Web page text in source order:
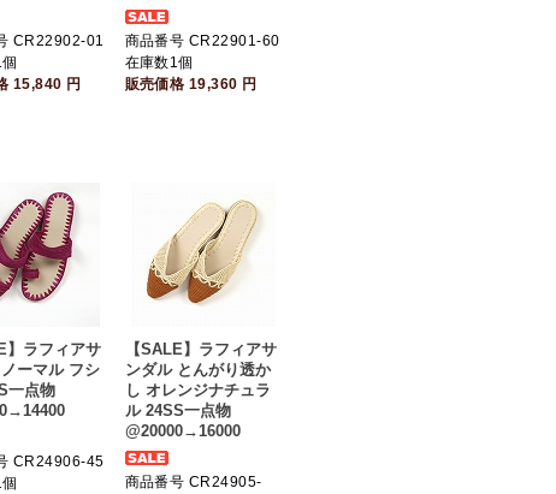
CR22902-01
15,840 円
商品番号 CR22901-60
在庫数1個
販売価格 19,360 円
】ラフィアサ
ーマル フシ
一点物
CR24906-45
【SALE】ラフィアサ
ンダル とんがり透か
し オレンジナチュラ
ル 24SS一点物
@20000→16000
商品番号 CR24905-